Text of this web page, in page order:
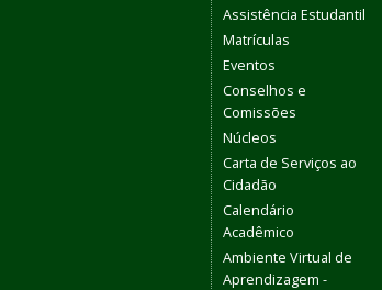
Assistência Estudantil
Matrículas
Eventos
Conselhos e
Comissões
Núcleos
Carta de Serviços ao
Cidadão
Calendário
Acadêmico
Ambiente Virtual de
Aprendizagem -